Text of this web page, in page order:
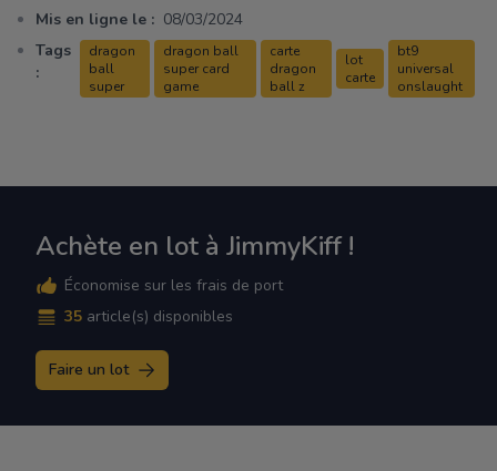
Mis en ligne le : 08/03/2024
Tags
:
dragon
ball
super
dragon ball
super card
game
carte
dragon
ball z
lot
carte
bt9
universal
onslaught
Achète en lot à JimmyKiff !
Économise sur les frais de port
35 article(s) disponibles
Faire un lot